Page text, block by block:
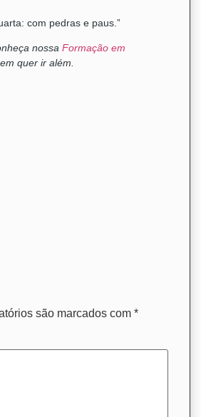
com pedras e paus.”
nossa Formação em
quer ir além.
são marcados com *